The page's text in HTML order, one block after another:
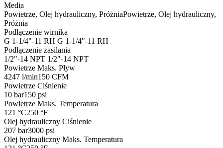
Media
Powietrze, Olej hydrauliczny, PróżniaPowietrze, Olej hydrauliczny,
Próżnia
Podłączenie wirnika
G 1-1/4"-11 RH G 1-1/4"-11 RH
Podłączenie zasilania
1/2"-14 NPT 1/2"-14 NPT
Powietrze Maks. Pływ
4247 l/min150 CFM
Powietrze Ciśnienie
10 bar150 psi
Powietrze Maks. Temperatura
121 °C250 °F
Olej hydrauliczny Ciśnienie
207 bar3000 psi
Olej hydrauliczny Maks. Temperatura